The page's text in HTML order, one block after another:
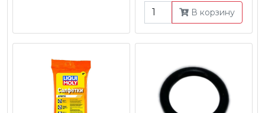
В корзину